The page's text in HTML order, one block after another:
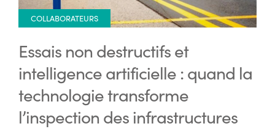
COLLABORATEURS
Essais non destructifs et
intelligence artificielle : quand la
technologie transforme
l’inspection des infrastructures